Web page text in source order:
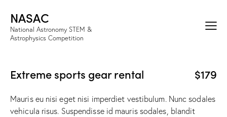
NASAC
National Astronomy STEM &
Astrophysics Competition
Extreme sports gear rental $179
Mauris eu nisi eget nisi imperdiet vestibulum. Nunc sodales
vehicula risus. Suspendisse id mauris sodales, blandit